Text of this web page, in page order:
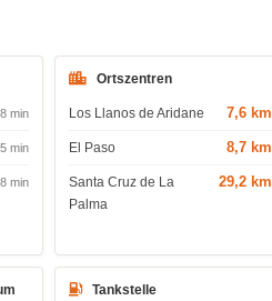
8 min
min
min
Ortszentren
Los Llanos de Aridane 7,6 km
El Paso 8,7 km
Santa Cruz de La
Palma
29,2 km
Tankstelle